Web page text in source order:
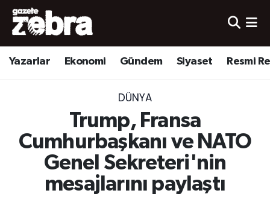
Yazarlar Ekonomi Gündem Siyaset Resmi
DÜNYA
Trump, Fransa
Cumhurbaşkanı ve NATO
Genel Sekreteri'nin
mesajlarını paylaştı
Yazarlar
Ekonomi
Yerel
Spor
Nöbetçi Eczaneler
Hava Durumu
Süper Lig Puan Durumu ve Fikstür
Tüm Manşetler